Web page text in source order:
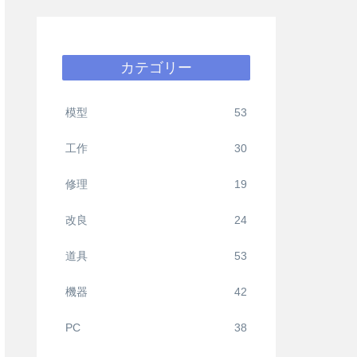
カテゴリー
模型 53
工作 30
修理 19
改良 24
道具 53
機器 42
PC 38